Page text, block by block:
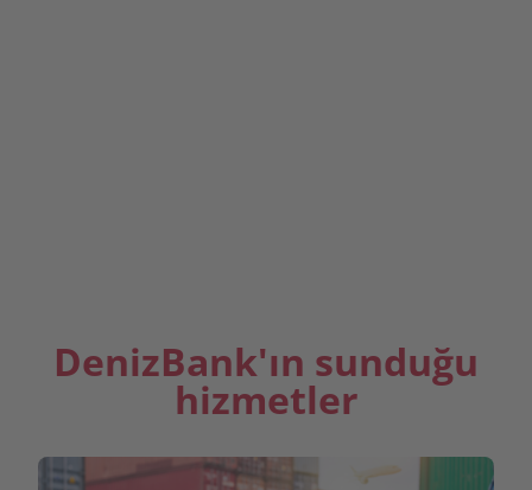
DenizBank'ın sunduğu
hizmetler